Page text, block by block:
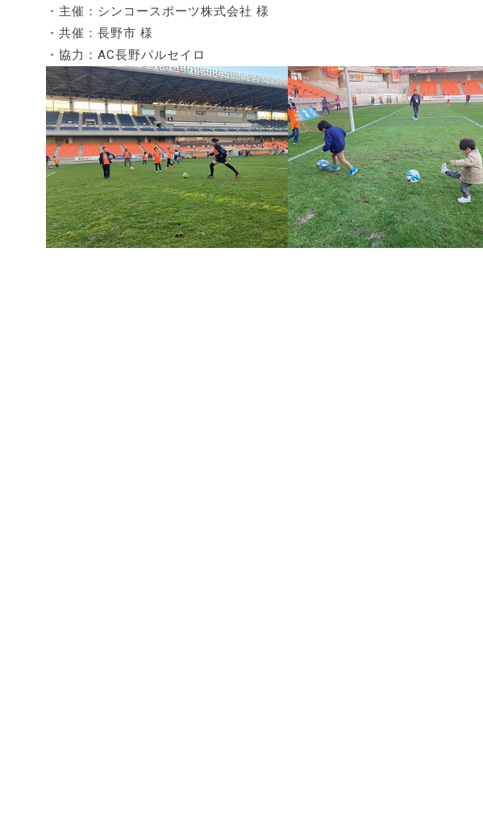
・主催：シンコースポーツ株式会社 様
・共催：長野市 様
・協力：AC長野パルセイロ